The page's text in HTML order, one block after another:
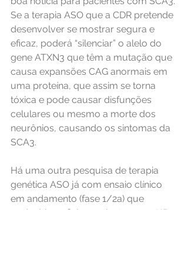
Se a terapia ASO que a CDR pretende
desenvolver se mostrar segura e
eficaz, poderá “silenciar” o alelo do
gene ATXN3 que têm a mutação que
causa expansões CAG anormais em
uma proteína, que assim se torna
tóxica e pode causar disfunções
celulares ou mesmo a morte dos
neurônios, causando os sintomas da
SCA3.
Há uma outra pesquisa de terapia
genética ASO já com ensaio clínico
em andamento (fase 1/2a) que
poderá beneficiar pacientes com HD